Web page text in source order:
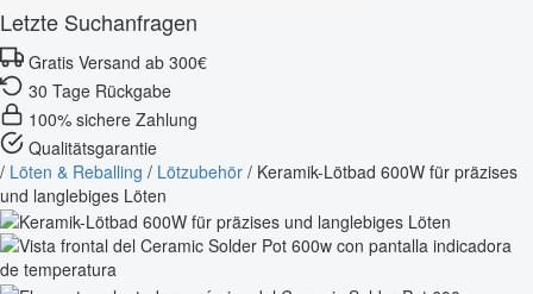
Letzte Suchanfragen
Gratis Versand ab 300€
30 Tage Rückgabe
100% sichere Zahlung
Qualitätsgarantie
/ Löten & Reballing / Lötzubehör / Keramik-Lötbad 600W für präzises
und langlebiges Löten